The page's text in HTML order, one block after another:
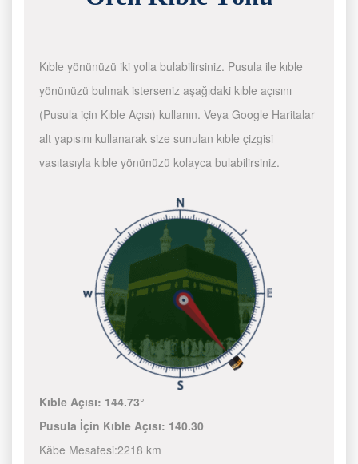
Kıble yönünüzü iki yolla bulabilirsiniz. Pusula ile kıble
yönünüzü bulmak isterseniz aşağıdaki kıble açısını
(Pusula için Kıble Açısı) kullanın. Veya Google Haritalar
alt yapısını kullanarak size sunulan kıble çizgisi
vasıtasıyla kıble yönünüzü kolayca bulabilirsiniz.
Kıble Açısı: 144.73°
Pusula İçin Kıble Açısı: 140.30
Kâbe Mesafesi:2218 km